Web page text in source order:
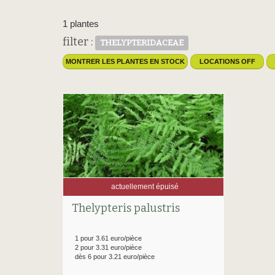
1 plantes
filter : THELYPTERIDACEAE
MONTRER LES PLANTES EN STOCK LOCATIONS OFF
actuellement épuisé
Thelypteris palustris
1 pour 3.61 euro/pièce
2 pour 3.31 euro/pièce
dès 6 pour 3.21 euro/pièce